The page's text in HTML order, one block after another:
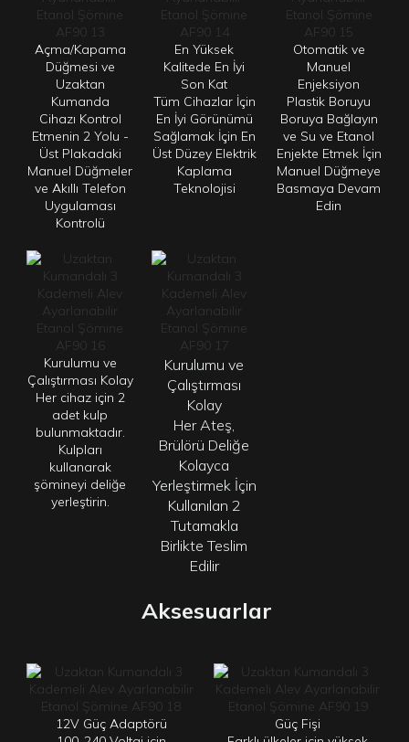
Açma/Kapama
Düğmesi ve
Uzaktan
Kumanda
Cihazı Kontrol
Etmenin 2 Yolu -
Üst Plakadaki
Manuel Düğmeler
ve Akıllı Telefon
Uygulaması
Kontrolü
En Yüksek
Kalitede En İyi
Son Kat
Tüm Cihazlar İçin
En İyi Görünümü
Sağlamak İçin En
Üst Düzey Elektrik
Kaplama
Teknolojisi
Otomatik ve
Manuel
Enjeksiyon
Plastik Boruyu
Boruya Bağlayın
ve Su ve Etanol
Enjekte Etmek İçin
Manuel Düğmeye
Basmaya Devam
Edin
Kurulumu ve
Çalıştırması Kolay
Her cihaz için 2
adet kulp
bulunmaktadır.
Kulpları
kullanarak
şömineyi deliğe
yerleştirin.
Kurulumu ve
Çalıştırması
Kolay
Her Ateş,
Brülörü Deliğe
Kolayca
Yerleştirmek İçin
Kullanılan 2
Tutamakla
Birlikte Teslim
Edilir
Aksesuarlar
12V Güç Adaptörü
Güç Fişi